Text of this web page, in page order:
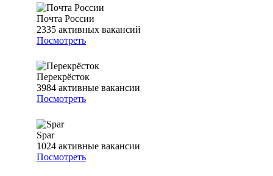
Почта России
2335 активных вакансий
Посмотреть
Перекрёсток
3984 активные вакансии
Посмотреть
Spar
1024 активные вакансии
Посмотреть